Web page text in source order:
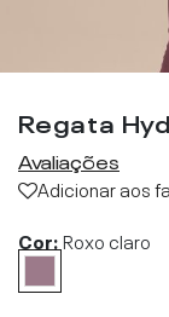
Regata
Avaliações
Adicionar aos
Cor:Roxo claro